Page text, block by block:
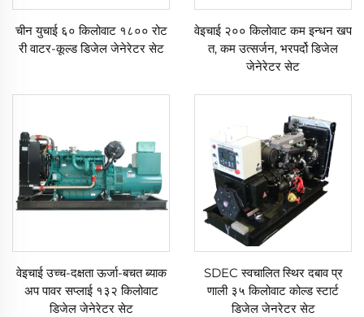
चीन युचाई ६० किलोवाट १८०० रोट
री वाटर-कूल्ड डिजेल जेनेरेटर सेट
वेइचाई २०० किलोवाट कम इन्धन खप
त, कम उत्सर्जन, भरपर्दो डिजेल
जेनेरेटर सेट
वेइचाई उच्च-दक्षता ऊर्जा-बचत ब्याक
अप पावर सप्लाई १३२ किलोवाट
डिजेल जेनेरेटर सेट
SDEC स्वचालित स्थिर दबाव प्र
णाली ३५ किलोवाट कोल्ड स्टार्ट
डिजेल जेनरेटर सेट